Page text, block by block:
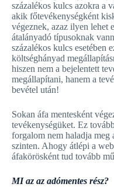
százalékos kulcs azokra a
akik főtevékenységként
végeznek, azaz ilyen lehet
átalányadó típusoknak
százalékos kulcs esetében
költséghányad
hiszen nem a bejelentett
megállapítani, hanem a
bevétel után!
Sokan áfa mentesként
tevékenységüket. Ez
forgalom nem haladja
szinten. Ahogy átlépi a
áfakörösként tud tovább
MI az az adómentes rész?